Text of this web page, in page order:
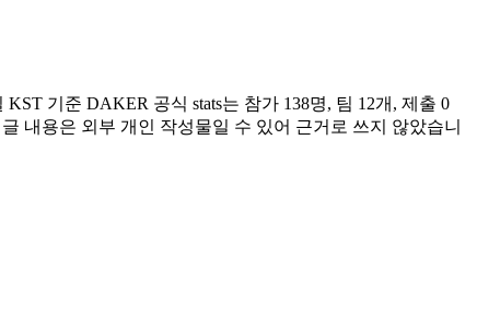
기준 DAKER 공식 stats는 참가 138명, 팀 12개, 제출 0
내용은 외부 개인 작성물일 수 있어 근거로 쓰지 않았습니